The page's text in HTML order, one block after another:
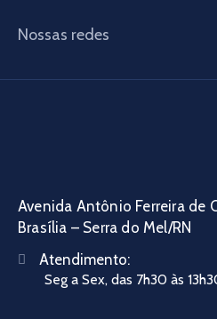
Nossas redes
Avenida Antônio Ferreira de
Brasília – Serra do Mel/RN
Atendimento:
Seg a Sex, das 7h30 às